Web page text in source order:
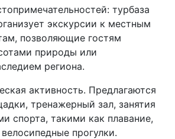
турбаза
экскурсии к местным
позволяющие гостям
природы или
региона.
активность. Предлагаются
тренажерный зал, занятия
спорта, такими как плавание,
прогулки.